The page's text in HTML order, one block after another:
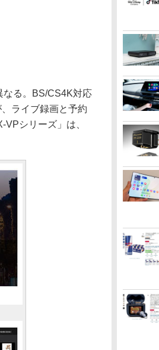
なる。BS/CS4K対応
ライブ録画と予約
シリーズ」は、